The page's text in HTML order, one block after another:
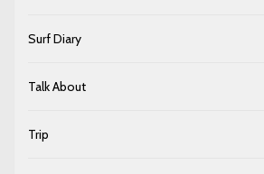
Surf Diary
Talk About
Trip